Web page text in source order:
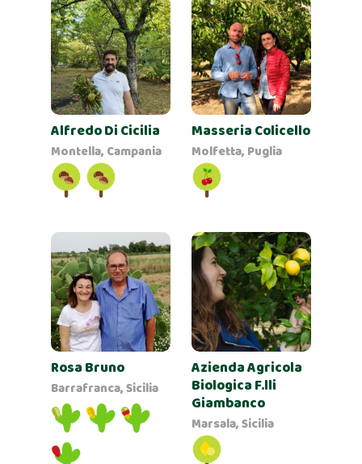
Alfredo Di Cicilia
Montella, Campania
Masseria Colicello
Molfetta, Puglia
Rosa Bruno
Barrafranca, Sicilia
Azienda Agricola
Biologica F.lli
Giambanco
Marsala, Sicilia